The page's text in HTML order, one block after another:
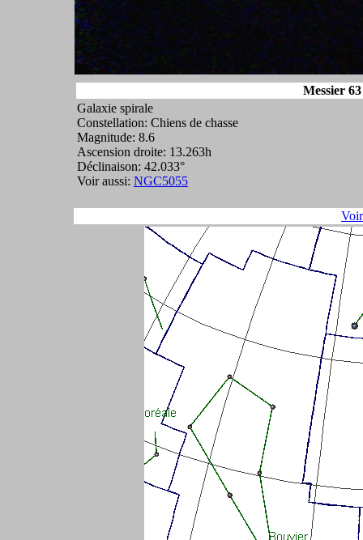
Messier
Galaxie spirale
Constellation: Chiens de chasse
Magnitude: 8.6
Ascension droite: 13.263h
Déclinaison: 42.033°
Voir aussi: NGC5055